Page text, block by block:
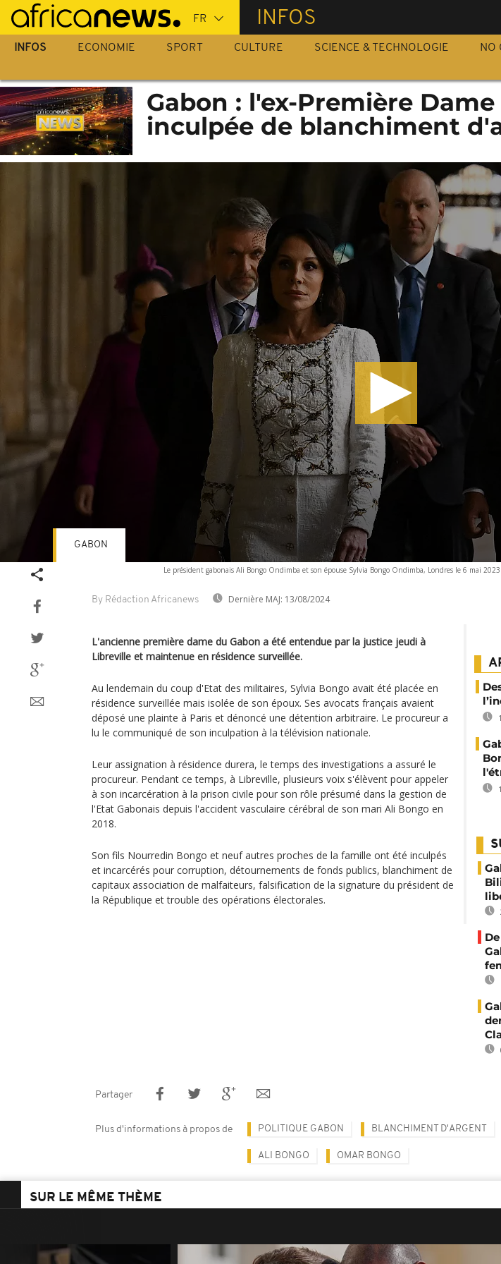
Passer
au
contenu
INFOS
INFOS ECONOMIE SPORT CULTURE SCIENCE & TECHNOLOGIE NO
Gabon : l'ex-Première
inculpée de blanchiment
Le président gabonais Ali Bongo Ondimba et son épouse Sylvia Bongo Ondimba, Londres le 6 mai 2023.
By Rédaction Africanews Dernière MAJ: 13/08/2024
GABON
L'ancienne première dame du Gabon a été entendue par la justice jeudi à
Libreville et maintenue en résidence surveillée.
Au lendemain du coup d'Etat des militaires, Sylvia Bongo avait été placée en
résidence surveillée mais isolée de son époux. Ses avocats français avaient
déposé une plainte à Paris et dénoncé une détention arbitraire. Le procureur a
lu le communiqué de son inculpation à la télévision nationale.
Leur assignation à résidence durera, le temps des investigations a assuré le
procureur. Pendant ce temps, à Libreville, plusieurs voix s'élèvent pour appeler
à son incarcération à la prison civile pour son rôle présumé dans la gestion de
l'Etat Gabonais depuis l'accident vasculaire cérébral de son mari Ali Bongo en
2018.
Son fils Nourredin Bongo et neuf autres proches de la famille ont été inculpés
et incarcérés pour corruption, détournements de fonds publics, blanchiment de
capitaux association de malfaiteurs, falsification de la signature du président de
la République et trouble des opérations électorales.
Partager
Plus d'informations à propos de POLITIQUE GABON BLANCHIMENT D'ARGENT
ALI BONGO OMAR BONGO
SUR LE MÊME THÈME